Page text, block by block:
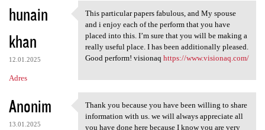
hunain
khan
12.01.2025
Adres
This particular papers
This particular papers fabulous, and My spouse
and i enjoy each of the perform that you have
placed into this. I’m sure that you will be making a
really useful place. I has been additionally pleased.
Good perform! visionaq https://www.visionaq.com/
Anonim
13.01.2025
Thank you because you have
Thank you because you have been willing to share
information with us. we will always appreciate all
you have done here because I know you are very